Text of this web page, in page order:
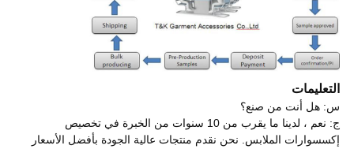
التعليمات
س: هل أنت من صنع؟
ج: نعم ، لدينا ما يقرب من 10 سنوات من الخبرة في تخصيص
إكسسوارات الملابس. نحن نقدم منتجات عالية الجودة بأفضل الأسعار